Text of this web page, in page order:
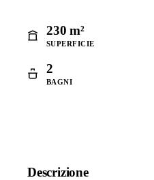
230 m²
SUPERFICIE
2
BAGNI
Descrizione